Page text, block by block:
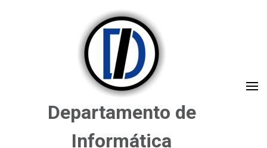
Departamento de
Informática